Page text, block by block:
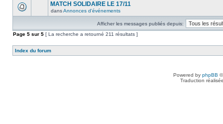
MATCH SOLIDAIRE LE 17/11
dansAnnonces d'événements
Afficher les messages publiés depuis:
Page 5 sur 5 [ La recherche a retourné 211 résultats ]
Index du forum
Powered by phpBB
Traduction